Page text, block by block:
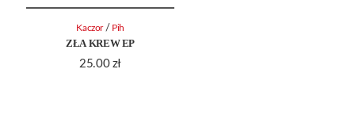
ZŁA KREW EP
25.00 zł
Kaczor / Pih